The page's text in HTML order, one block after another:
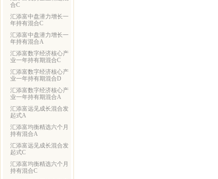
合C
汇添富中盘潜力增长一
年持有混合C
汇添富中盘潜力增长一
年持有混合A
汇添富数字经济核心产
业一年持有期混合C
汇添富数字经济核心产
业一年持有期混合D
汇添富数字经济核心产
业一年持有期混合A
汇添富远见成长混合发
起式A
汇添富均衡精选六个月
持有混合A
汇添富远见成长混合发
起式C
汇添富均衡精选六个月
持有混合C